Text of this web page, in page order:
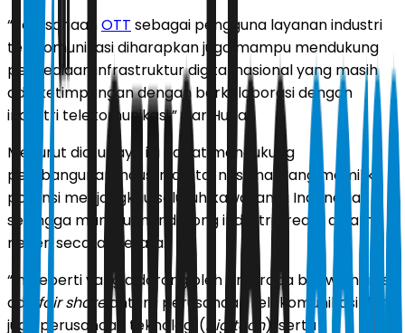
“PerusahaanOTT sebagai pengguna layanan industri
telekomunikasi diharapkan juga mampu mendukung
penyediaan infrastruktur digital nasional yang masih
ada ketimpangan dengan berkolaborasi dengan
industri telekomunikasi,” ujar Huda.
Menurut dia, upaya ini dapat mendukung
pembangunan industri digital nasional yang memiliki
potensi menjangkau seluruh kawasan di Indonesia,
sehingga mampu mendorong industri kreatif dalam
negeri secara merata.
“Ini seperti yang didorong oleh Uni Eropa bahwa harus
ada fair share antara perusahaan telekomunikasi dan
juga perusahaan teknologi (big tech), serta